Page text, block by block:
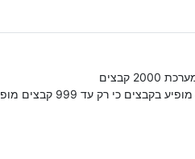
רק עד 999 קבצים מופיע